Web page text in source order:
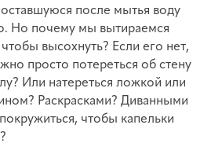
после мытья воду
Но почему мы вытираемся
высохнуть? Если его нет,
просто потереться об стену
Или натереться ложкой или
Раскрасками? Диванными
чтобы капельки